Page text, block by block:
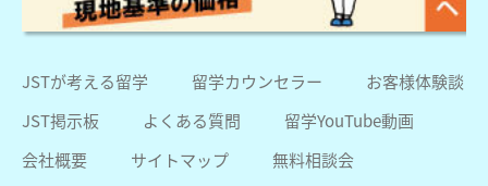
JSTが考える留学 留学カウンセラー
お客様体験談
JST掲示板
よくある質問
留学YouTube動画
会社概要
サイトマップ
無料相談会